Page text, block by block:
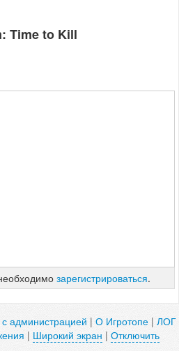
Time to Kill
зарегистрироваться.
администрацией | О Игротопе | ЛОГ
| Широкий экран | Отключить